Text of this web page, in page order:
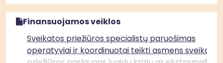
Finansuojamos veiklos
Sveikatos priežiūros specialistų paruošimas
operatyviai ir koordinuotai teikti asmens sveikatos